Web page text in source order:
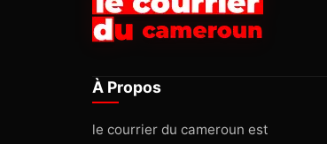
À Propos
le courrier du cameroun est